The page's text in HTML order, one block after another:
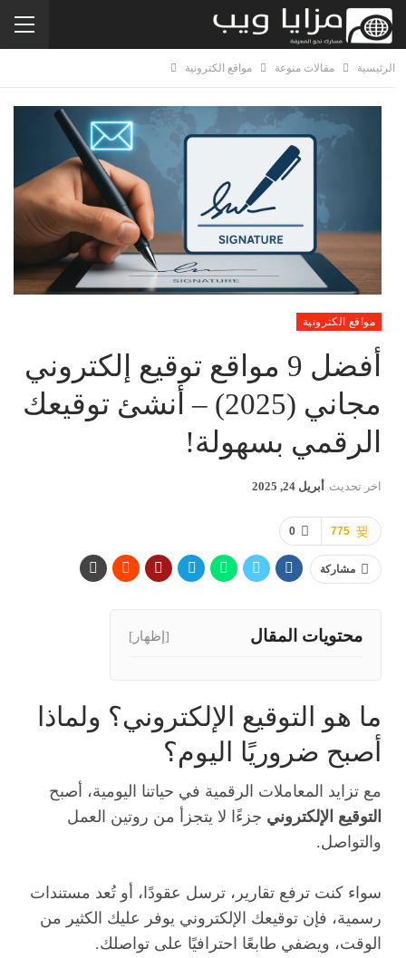
الرئيسية مقالات منوعة مواقع الكترونية
مواقع الكترونية
أفضل 9 مواقع توقيع إلكتروني
مجاني (2025) – أنشئ توقيعك
الرقمي بسهولة!
اخر تحديث أبريل 24, 2025
0 775
مشاركة
محتويات المقال [إظهار]
ما هو التوقيع الإلكتروني؟ ولماذا
أصبح ضروريًا اليوم؟
مع تزايد المعاملات الرقمية في حياتنا اليومية، أصبح
التوقيع الإلكتروني جزءًا لا يتجزأ من روتين العمل
والتواصل.
سواء كنت ترفع تقارير، ترسل عقودًا، أو تُعد مستندات
رسمية، فإن توقيعك الإلكتروني يوفر عليك الكثير من
الوقت، ويضفي طابعًا احترافيًا على تواصلك.